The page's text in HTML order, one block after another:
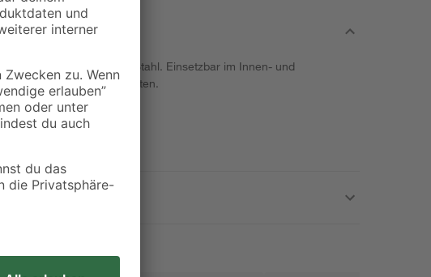
und aus verzinktem Stahl. Einsetzbar im Innen- und
mit Zubehör für Ketten.